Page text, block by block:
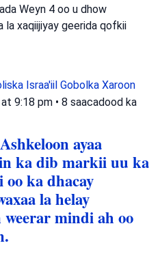
Weyn 4 oo u dhow
la xaqiijiyay geerida qofkii
Israa'iil Gobolka Xaroon
9:18 pm • 8 saacadood ka
ayaa
ka dib markii uu ka
ka dhacay
la helay
mindi ah oo